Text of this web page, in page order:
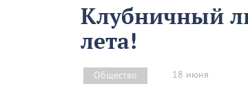
Клубничный
лета!
Общество 18 июня